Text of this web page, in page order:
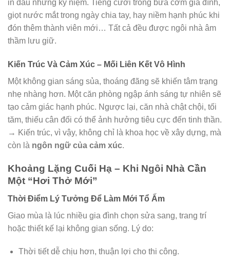
in dấu những kỷ niệm. Tiếng cười trong bữa cơm gia đình,
giọt nước mắt trong ngày chia tay, hay niềm hạnh phúc khi
đón thêm thành viên mới… Tất cả đều được ngôi nhà âm
thầm lưu giữ.
Kiến Trúc Và Cảm Xúc – Mối Liên Kết Vô Hình
Một không gian sáng sủa, thoáng đãng sẽ khiến tâm trạng
nhẹ nhàng hơn. Một căn phòng ngập ánh sáng tự nhiên sẽ
tạo cảm giác hạnh phúc. Ngược lại, căn nhà chật chội, tối
tăm, thiếu cân đối có thể ảnh hưởng tiêu cực đến tinh thần.
→ Kiến trúc, vì vậy, không chỉ là khoa học về xây dựng, mà
còn là ngôn ngữ của cảm xúc.
Khoảng Lặng Cuối Hạ – Khi Ngôi Nhà Cần
Một “Hơi Thở Mới”
Thời Điểm Lý Tưởng Để Làm Mới Tổ Ấm
Giao mùa là lúc nhiều gia đình chọn sửa sang, trang trí
hoặc thiết kế lại không gian sống. Lý do:
Thời tiết dễ chịu hơn, thuận lợi cho thi công.